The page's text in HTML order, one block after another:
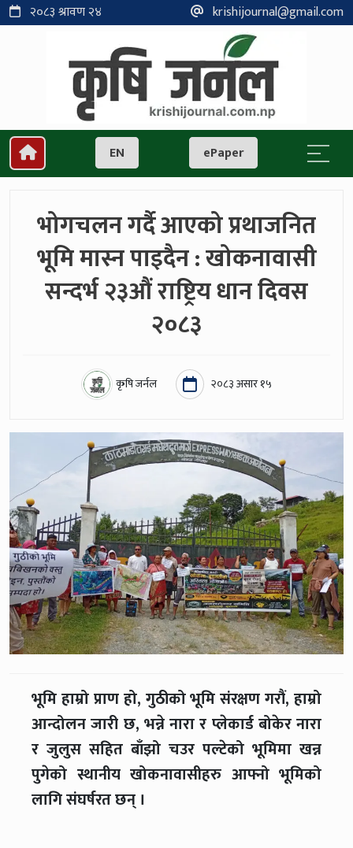
२०८३ श्रावण २४ krishijournal@gmail.com
EN ePaper
भोगचलन गर्दै आएको प्रथाजनित
भूमि मास्न पाइदैन : खोकनावासी
सन्दर्भ २३औं राष्ट्रिय धान दिवस
२०८३
कृषि जर्नल २०८३ असार १५
भूमि हाम्रो प्राण हो, गुठीको भूमि संरक्षण गरौं, हाम्रो
आन्दोलन जारी छ, भन्ने नारा र प्लेकार्ड बोकेर नारा
र जुलुस सहित बाँझो चउर पल्टेको भूमिमा खन्न
पुगेको स्थानीय खोकनावासीहरु आफ्नो भूमिको
लागि संघर्षरत छन् ।